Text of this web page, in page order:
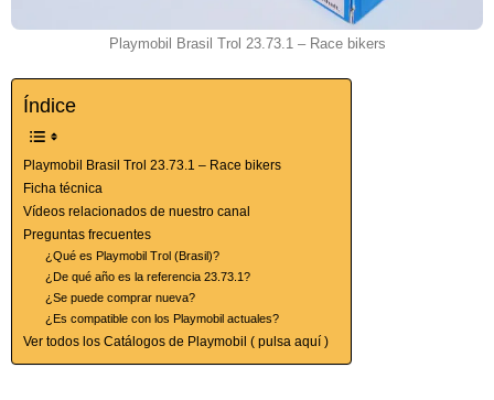
Playmobil Brasil Trol 23.73.1 – Race bikers
Índice
Playmobil Brasil Trol 23.73.1 – Race bikers
Ficha técnica
Vídeos relacionados de nuestro canal
Preguntas frecuentes
¿Qué es Playmobil Trol (Brasil)?
¿De qué año es la referencia 23.73.1?
¿Se puede comprar nueva?
¿Es compatible con los Playmobil actuales?
Ver todos los Catálogos de Playmobil ( pulsa aquí )